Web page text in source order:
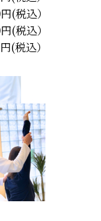
込）
税込）
込）